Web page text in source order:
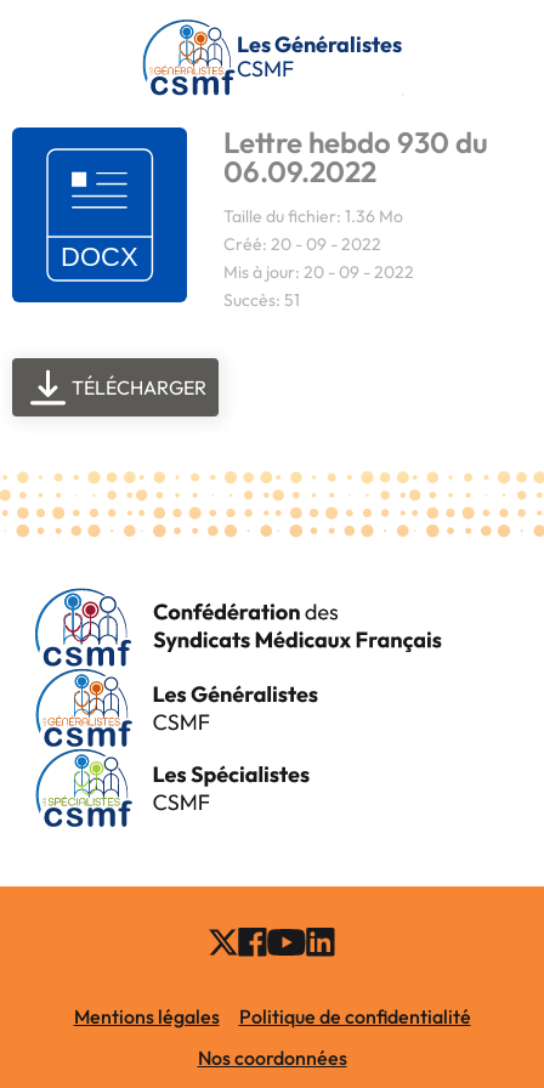
Passer au contenu principal
Les Généralistes
CSMF
Lettre hebdo 930 du
06.09.2022
Taille du fichier: 1.36 Mo
Créé: 20 - 09 - 2022
Mis à jour: 20 - 09 - 2022
Succès: 51
TÉLÉCHARGER
Mentions légales
Politique de confidentialité
Nos coordonnées